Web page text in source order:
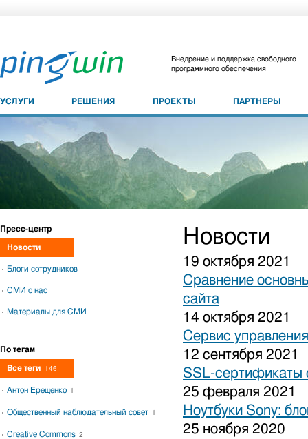
Внедрение и поддержка свободного
программного обеспечения
УСЛУГИ РЕШЕНИЯ ПРОЕКТЫ ПАРТНЕРЫ
Новости
19 октября 2021
Сравнение
сайта
14 октября 2021
Сервис
12 сентября 2021
SSL-сертификаты
25 февраля 2021
Ноутбуки Sony:
25 ноября 2020
Пресс-центр
Новости
Блоги сотрудников
СМИ о нас
Материалы для СМИ
По тегам
Все теги 146
Антон Ерещенко 1
Общественный наблюдательный совет 1
Creative Commons 2